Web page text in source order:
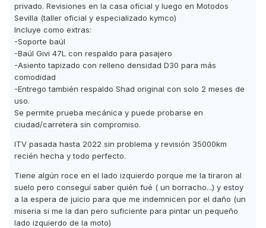
privado. Revisiones en la casa oficial y luego en Motodos
Sevilla (taller oficial y especializado kymco)
Incluye como extras:
-Soporte baúl
-Baúl Givi 47L con respaldo para pasajero
-Asiento tapizado con relleno densidad D30 para más
comodidad
-Entrego también respaldo Shad original con solo 2 meses de
uso.
Se permite prueba mecánica y puede probarse en
ciudad/carretera sin compromiso.
ITV pasada hasta 2022 sin problema y revisión 35000km
recién hecha y todo perfecto.
Tiene algún roce en el lado izquierdo porque me la tiraron al
suelo pero conseguí saber quién fué ( un borracho...) y estoy
a la espera de juicio para que me indemnicen por el daño (un
miseria si me la dan pero suficiente para pintar un pequeño
lado izquierdo de la moto)